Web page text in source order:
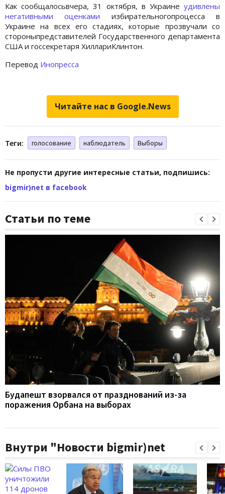
Как сообщалосьвчера, 31 октября, в Украине удивлены
негативными оценками избирательногопроцесса в
Украине на всех его стадиях, которые прозвучали со
стороныпредставителей Государственного департамента
США и госсекретаря ХиллариКлинтон.
Перевод Инопресса
Читайте нас в Google.News
Теги: голосование наблюдатель Выборы
Не пропусти другие интересные статьи, подпишись:
bigmir)net в facebook
Статьи по теме
Будапешт взорвался от празднований из-за
поражения Орбана на выборах
Внутри "Новости bigmir)net